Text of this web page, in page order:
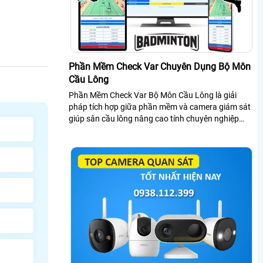
Phần Mềm Check Var Chuyên Dụng Bộ Môn
Cầu Lông
Phần Mềm Check Var Bộ Môn Cầu Lông là giải
pháp tích hợp giữa phần mềm và camera giám sát
giúp sân cầu lông nâng cao tính chuyên nghiệp